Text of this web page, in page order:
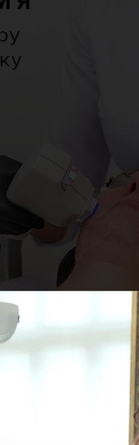
что цены на услуги
с повышение цен у
доллара